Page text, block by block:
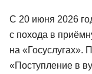
С 20 июня 2026
с похода в
на «Госуслугах».
«Поступление в
Дизайн
Аналитика